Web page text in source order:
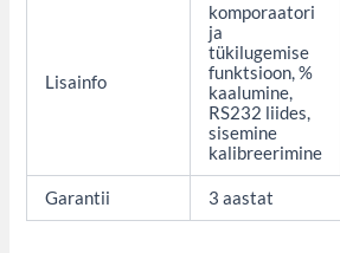
Lisainfo
komporaatori
ja
tükilugemise
funktsioon, %
kaalumine,
RS232 liides,
sisemine
kalibreerimine
Garantii 3 aastat